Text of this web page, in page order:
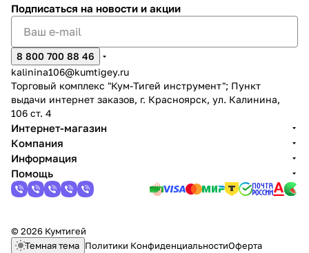
Подписаться на новости и акции
8 800 700 88 46
kalinina106@kumtigey.ru
Торговый комплекс "Кум-Тигей инструмент"; Пункт
выдачи интернет заказов, г. Красноярск, ул. Калинина,
106 ст. 4
Интернет-магазин
Компания
Информация
Помощь
© 2026 Кумтигей
Темная тема Политики КонфиденциальностиОферта
раз в 2 недели